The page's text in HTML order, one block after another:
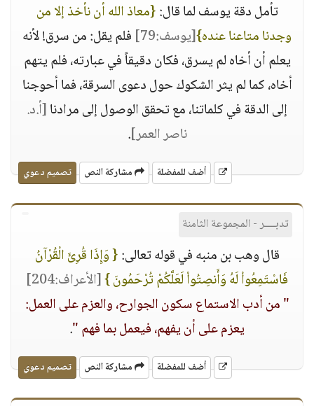
تأمل دقة يوسف لما قال:{معاذ الله أن نأخذ إلا من
وجدنا متاعنا عنده}[يوسف:79]
فلم يقل: من سرق! لأنه
يعلم أن أخاه لم يسرق، فكان دقيقاً في عبارته، فلم يتهم
أخاه، كما لم يثر الشكوك حول دعوى السرقة، فما أحوجنا
إلى الدقة في كلماتنا، مع تحقق الوصول إلى مرادنا[أ.د.
ناصر العمر].
أضف للمفضلة مشاركة النص تصميم دعوي
تدبــــر - المجموعة الثامنة
قال وهب بن منبه في قوله تعالى:{ وَإِذَا قُرِئَ الْقُرْآنُ
فَاسْتَمِعُواْ لَهُ وَأَنصِتُواْ لَعَلَّكُمْ تُرْحَمُونَ }[الأعراف:204]
" من أدب الاستماع سكون الجوارح، والعزم على العمل:
يعزم على أن يفهم، فيعمل بما فهم ".
أضف للمفضلة مشاركة النص تصميم دعوي